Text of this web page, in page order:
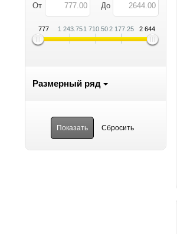
От До
777 1 243.75 1 710.502 177.25 2 644
Размерный ряд